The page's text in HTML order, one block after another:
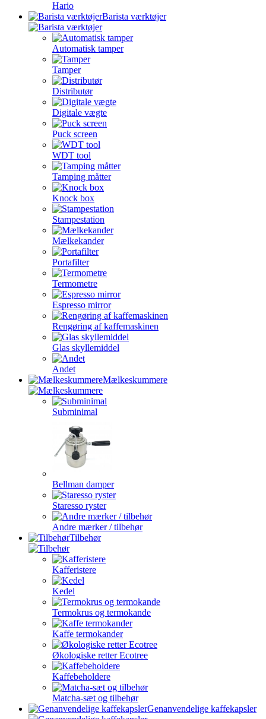
Hario
Barista værktøjer
Automatisk tamper
Tamper
Distributør
Digitale vægte
Puck screen
WDT tool
Tamping måtter
Knock box
Stampestation
Mælkekander
Portafilter
Termometre
Espresso mirror
Rengøring af kaffemaskinen
Glas skyllemiddel
Andet
Mælkeskummere
Subminimal
Bellman damper
Staresso ryster
Andre mærker / tilbehør
Tilbehør
Kafferistere
Kedel
Termokrus og termokande
Kaffe termokander
Økologiske retter Ecotree
Kaffebeholdere
Matcha-sæt og tilbehør
Genanvendelige kaffekapsler